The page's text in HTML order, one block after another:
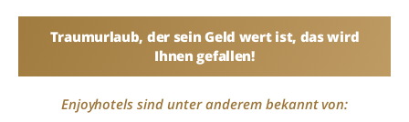
Traumurlaub, der sein Geld wert ist, das wird
Ihnen gefallen!
Enjoyhotels sind unter anderem bekannt von: